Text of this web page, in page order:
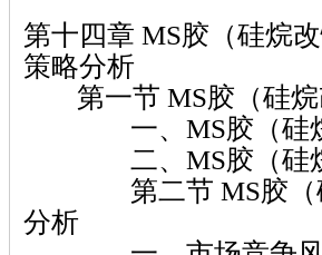
第十四章 MS胶（硅烷
策略分析
第一节 MS胶（硅烷
一、MS胶（硅烷
二、MS胶（硅烷
第二节 MS胶（硅
分析